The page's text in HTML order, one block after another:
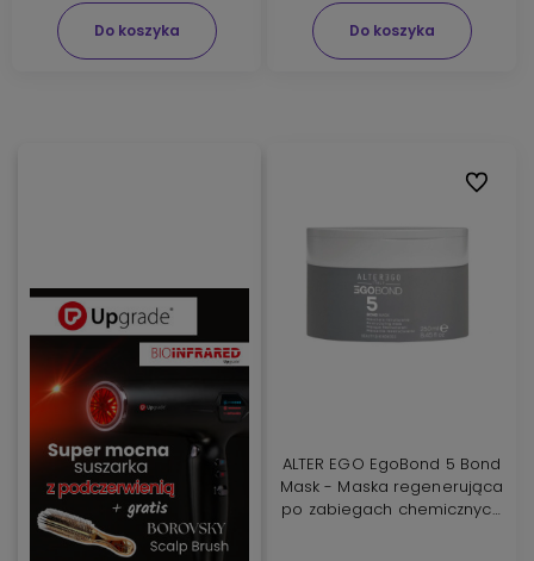
Do koszyka Do koszyka
ALTER EGO EgoBond 5 Bond
Mask - Maska regenerująca
po zabiegach chemicznych
Do